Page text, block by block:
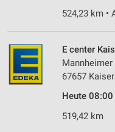
524,23 km •
E center
Mannheimer
67657
Heute
519,42 km